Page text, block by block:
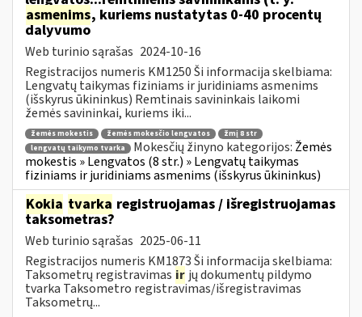
asmenims, kuriems nustatytas 0-40 procentų
dalyvumo
Web turinio sąrašas 2024-10-16
Registracijos numeris KM1250 Ši informacija skelbiama:
Lengvatų taikymas fiziniams ir juridiniams asmenims
(išskyrus ūkininkus) Remtinais savininkais laikomi
žemės savininkai, kuriems iki...
žemės mokestis žemės mokesčio lengvatos
žmį 8 str
lengvatų taikymo tvarka
Mokesčių žinyno kategorijos: Žemės
mokestis » Lengvatos (8 str.) » Lengvatų taikymas
fiziniams ir juridiniams asmenims (išskyrus ūkininkus)
Kokia tvarka registruojamas / išregistruojamas
taksometras?
Web turinio sąrašas 2025-06-11
Registracijos numeris KM1873 Ši informacija skelbiama:
Taksometrų registravimas ir jų dokumentų pildymo
tvarka Taksometro registravimas/išregistravimas
Taksometrų...